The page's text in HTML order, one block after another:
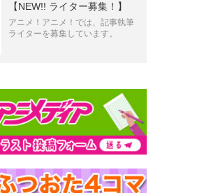
【NEW!! ライター募集！】
アニメ！アニメ！では、記事執筆
ライターを募集しています。